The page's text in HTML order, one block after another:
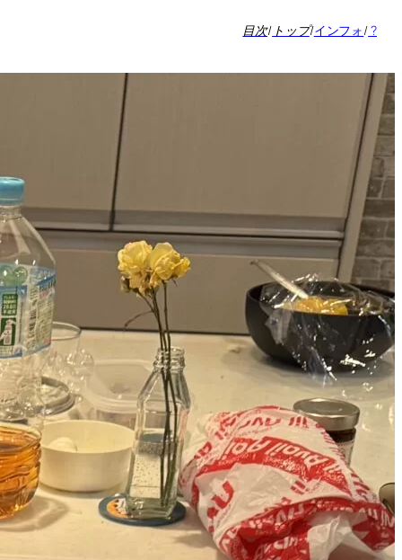
目次/ トップ/インフォ/?